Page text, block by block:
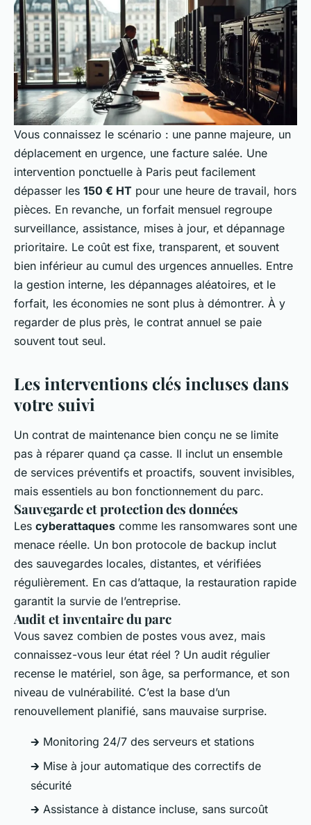
Vous connaissez le scénario : une panne majeure, un
déplacement en urgence, une facture salée. Une
intervention ponctuelle à Paris peut facilement
dépasser les 150 € HT pour une heure de travail, hors
pièces. En revanche, un forfait mensuel regroupe
surveillance, assistance, mises à jour, et dépannage
prioritaire. Le coût est fixe, transparent, et souvent
bien inférieur au cumul des urgences annuelles. Entre
la gestion interne, les dépannages aléatoires, et le
forfait, les économies ne sont plus à démontrer. À y
regarder de plus près, le contrat annuel se paie
souvent tout seul.
Les interventions clés incluses dans
votre suivi
Un contrat de maintenance bien conçu ne se limite
pas à réparer quand ça casse. Il inclut un ensemble
de services préventifs et proactifs, souvent invisibles,
mais essentiels au bon fonctionnement du parc.
Sauvegarde et protection des données
Les cyberattaques comme les ransomwares sont une
menace réelle. Un bon protocole de backup inclut
des sauvegardes locales, distantes, et vérifiées
régulièrement. En cas d’attaque, la restauration rapide
garantit la survie de l’entreprise.
Audit et inventaire du parc
Vous savez combien de postes vous avez, mais
connaissez-vous leur état réel ? Un audit régulier
recense le matériel, son âge, sa performance, et son
niveau de vulnérabilité. C’est la base d’un
renouvellement planifié, sans mauvaise surprise.
🡲 Monitoring 24/7 des serveurs et stations
🡲 Mise à jour automatique des correctifs de
sécurité
🡲 Assistance à distance incluse, sans surcoût